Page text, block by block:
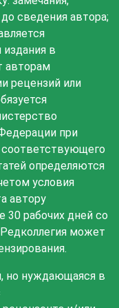
сведения автора;
в
авторам
рецензий или
при
определяются
условия
автору
30 рабочих дней со
может
но нуждающаяся в